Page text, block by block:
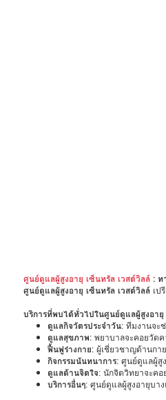
ศูนย์ดูแลผู้สูงอายุ เซ็นทรัล เวสต์วิลล์ : ท
ศูนย์ดูแลผู้สูงอายุ เซ็นทรัล เวสต์วิลล์เป
บริการที่พบได้ทั่วไปในศูนย์ดูแลผู้สูงอายุ
ดูแลกิจวัตรประจำวัน: ทีมงานจะ
ดูแลสุขภาพ: พยาบาลจะคอยวัด
ฟื้นฟูร่างกาย: ผู้เชี่ยวชาญด้านกา
กิจกรรมนันทนาการ: ศูนย์ดูแลผู้สู
ดูแลด้านจิตใจ: นักจิตวิทยาจะค
บริการอื่นๆ: ศูนย์ดูแลผู้สูงอายุบา